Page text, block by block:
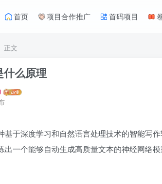
首页 项目合作推广 首码项目
正文
么原理
基于深度学习和自然语言处理技术的智能写
出一个能够自动生成高质量文本的神经网络模